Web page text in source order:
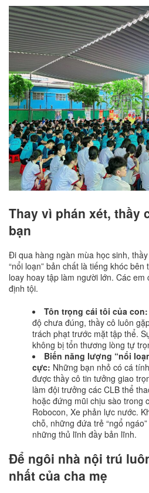
Thay vì phán xét, thầy
bạn
Đi qua hàng ngàn mùa học sinh,
“nổi loạn” bản chất là tiếng khóc
loay hoay tập làm người lớn. Các
định tội.
Tôn trọng cái tôi của con:
độ chưa đúng, thầy cô luôn
trách phạt trước mặt tập thể.
không bị tổn thương lòng tự
Biến năng lượng “nổi
cực: Những bạn nhỏ có cá
được thầy cô tin tưởng giao
làm đội trưởng các CLB thể
hoặc đứng mũi chịu sào trong
Robocon, Xe phản lực nước.
chỗ, những đứa trẻ “ngổ
những thủ lĩnh đầy bản lĩnh.
Để ngôi nhà nội trú
nhất của cha mẹ